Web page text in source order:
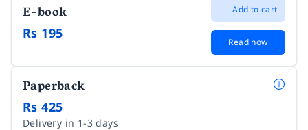
E-book
Rs 195
Add to cart
Read now
Paperback
Rs 425
Delivery in 1-3 days